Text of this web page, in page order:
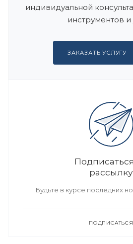
индивидуальной
инструментов и
ЗАКАЗАТЬ УСЛУГУ
рассылку
Будьте в курсе последних
ПОДПИСАТЬСЯ